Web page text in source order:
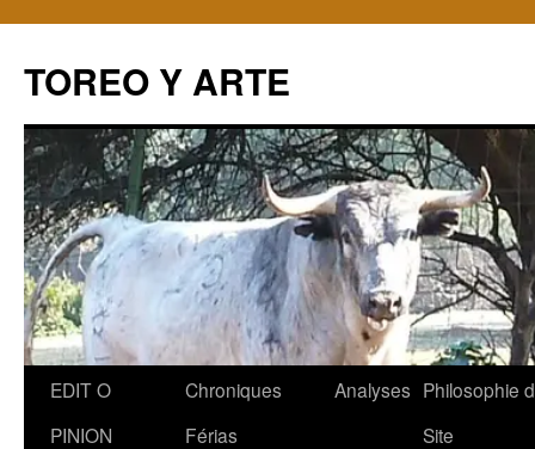
TOREO Y ARTE
Aller
EDIT O
PINION
Chroniques
Férias
Analyses Philosophie
Site